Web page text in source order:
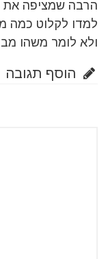
הרבה שמציפה את
למדו לקלוט כמה
ולא לומר משהו
הוסף תגובה